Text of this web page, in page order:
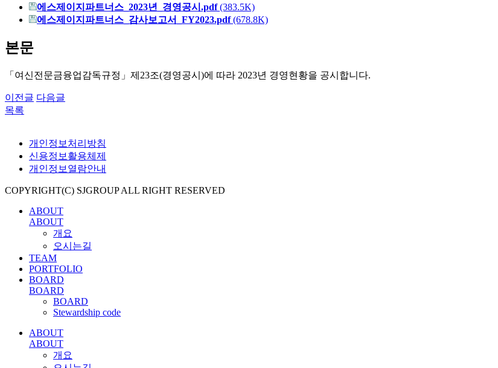
에스제이지파트너스_2023년_경영공시.pdf(383.5K)
에스제이지파트너스_감사보고서_FY2023.pdf(678.8K)
본문
「여신전문금융업감독규정」제23조(경영공시)에 따라 2023년 경영현황을 공시합니다.
이전글 다음글
목록
개인정보처리방침
신용정보활용체제
개인정보열람안내
COPYRIGHT(C) SJGROUP ALL RIGHT RESERVED
ABOUT
ABOUT
개요
오시는길
TEAM
PORTFOLIO
BOARD
BOARD
BOARD
Stewardship code
ABOUT
ABOUT
개요